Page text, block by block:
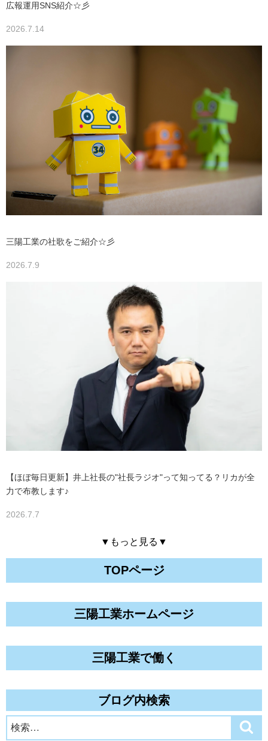
広報運用SNS紹介☆彡
2026.7.14
三陽工業の社歌をご紹介☆彡
2026.7.9
【ほぼ毎日更新】井上社長の"社長ラジオ"って知ってる？リカが全
力で布教します♪
2026.7.7
▼もっと見る▼
TOPページ
三陽工業ホームページ
三陽工業で働く
ブログ内検索
検
索: